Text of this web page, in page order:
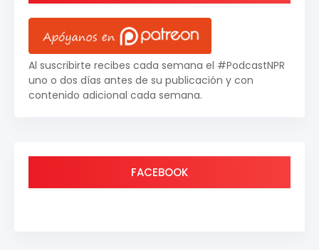
Al suscribirte recibes cada semana el #PodcastNPR
uno o dos días antes de su publicación y con
contenido adicional cada semana.
FACEBOOK